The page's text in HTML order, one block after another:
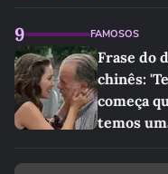
9 FAMOSOS
Frase do
chinês:
começa
temos